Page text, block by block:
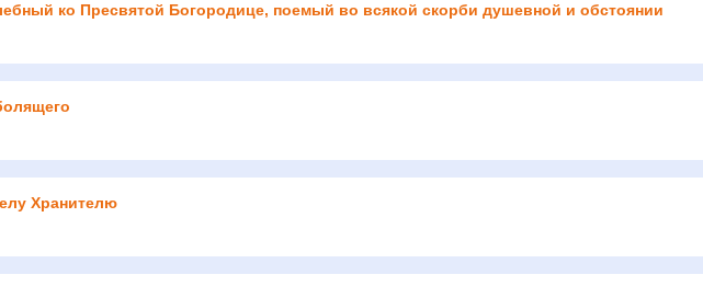
ко Пресвятой Богородице, поемый во всякой скорби душевной и обстоянии
Хранителю